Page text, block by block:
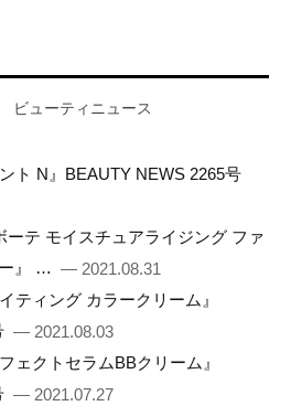
ビューティニュース
ト N』BEAUTY NEWS 2265号
ーテ モイスチュアライジング ファ
』 … — 2021.08.31
ティング カラークリーム』
— 2021.08.03
ェクトセラムBBクリーム』
— 2021.07.27